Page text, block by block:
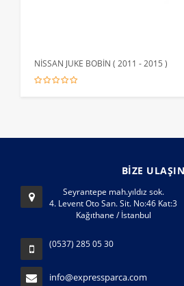
NİSSAN JUKE BOBİN ( 2011 - 2015 )
BİZE ULAŞIN
Seyrantepe mah.yıldız sok.
4. Levent Oto San. Sit. No:46 Kat:3
Kağıthane / İstanbul
(0537) 285 05 30
info@expressparca.com